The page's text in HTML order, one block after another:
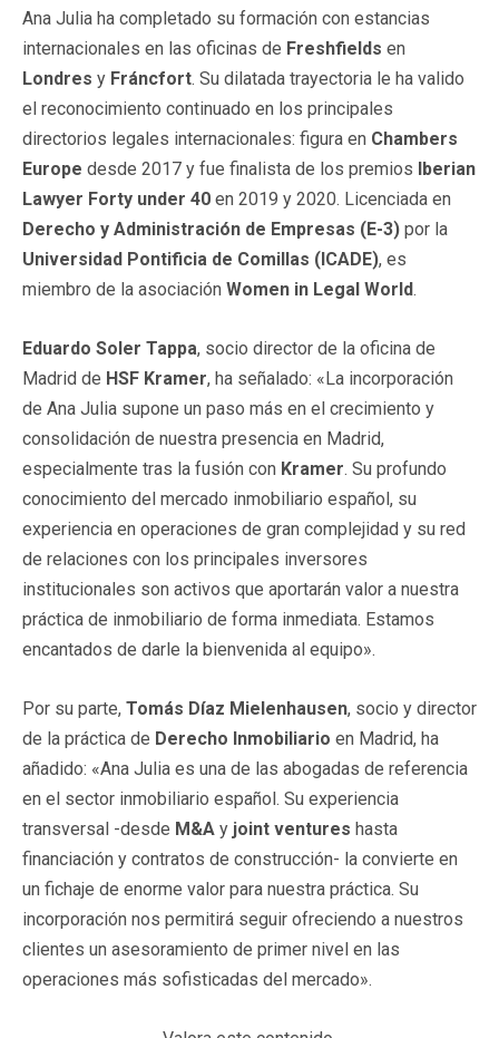
Ana Julia ha completado su formación con estancias
internacionales en las oficinas de Freshfields en
Londres y Fráncfort. Su dilatada trayectoria le ha valido
el reconocimiento continuado en los principales
directorios legales internacionales: figura en Chambers
Europe desde 2017 y fue finalista de los premios Iberian
Lawyer Forty under 40 en 2019 y 2020. Licenciada en
Derecho y Administración de Empresas (E-3) por la
Universidad Pontificia de Comillas (ICADE), es
miembro de la asociación Women in Legal World.
Eduardo Soler Tappa, socio director de la oficina de
Madrid de HSF Kramer, ha señalado: «La incorporación
de Ana Julia supone un paso más en el crecimiento y
consolidación de nuestra presencia en Madrid,
especialmente tras la fusión con Kramer. Su profundo
conocimiento del mercado inmobiliario español, su
experiencia en operaciones de gran complejidad y su red
de relaciones con los principales inversores
institucionales son activos que aportarán valor a nuestra
práctica de inmobiliario de forma inmediata. Estamos
encantados de darle la bienvenida al equipo».
Por su parte, Tomás Díaz Mielenhausen, socio y director
de la práctica de Derecho Inmobiliario en Madrid, ha
añadido: «Ana Julia es una de las abogadas de referencia
en el sector inmobiliario español. Su experiencia
transversal -desde M&A y joint ventures hasta
financiación y contratos de construcción- la convierte en
un fichaje de enorme valor para nuestra práctica. Su
incorporación nos permitirá seguir ofreciendo a nuestros
clientes un asesoramiento de primer nivel en las
operaciones más sofisticadas del mercado».